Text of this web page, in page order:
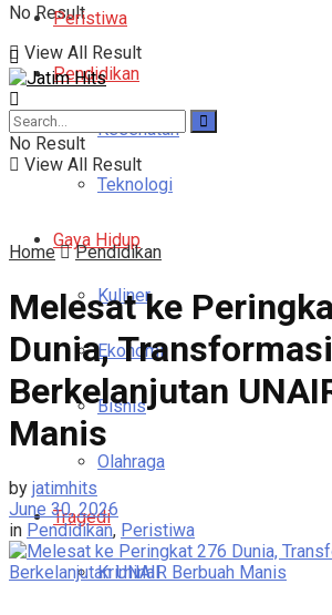
No Result
View All Result
Peristiwa
Pendidikan
Kesehatan
Teknologi
Gaya Hidup
Kuliner
Ekonomi
Bisnis
Olahraga
Tragedi
Kriminal
No Result
View All Result
Home Pendidikan
Melesat ke
Dunia, Transformasi
Berkelanjutan
Manis
by jatimhits
June 30, 2026
in Pendidikan, Peristiwa